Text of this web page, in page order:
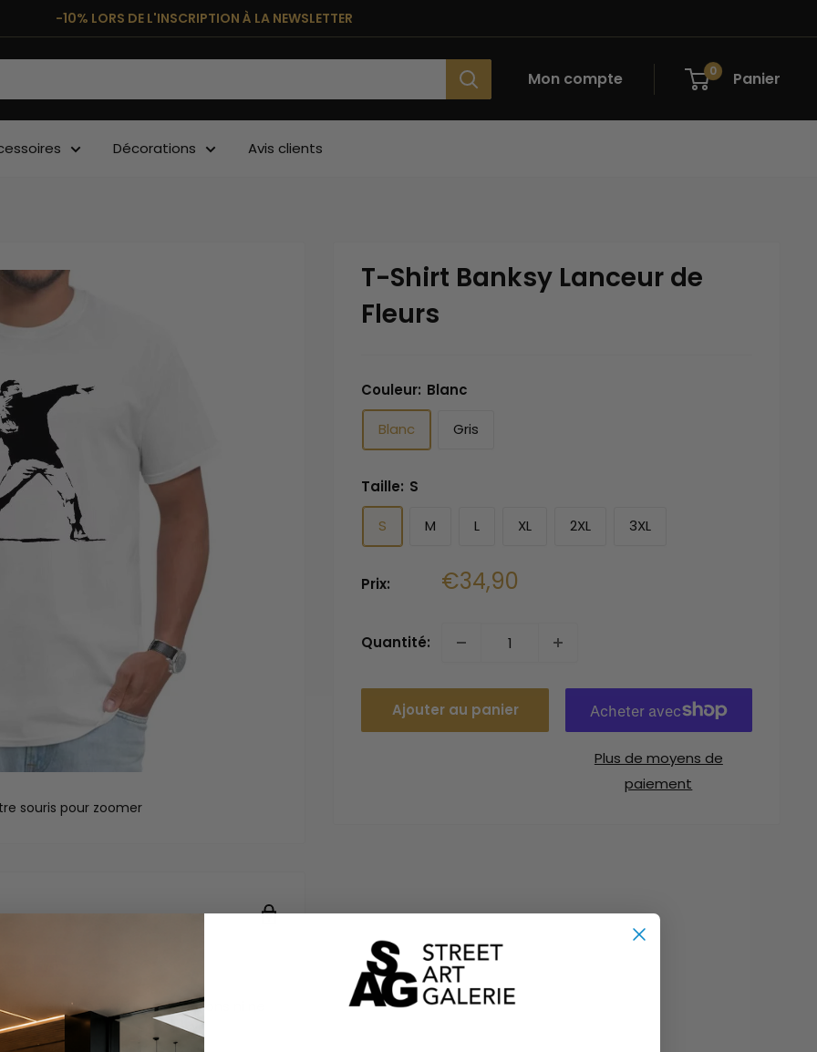
-10% LORS DE L'INSCRIPTION À LA NEWSLETTER
Mon compte 0 Panier
Décorations Avis clients
souris pour zoomer
T-Shirt Banksy Lanceur de
Fleurs
Couleur: Blanc
Blanc Gris
Taille: S
S M L XL 2XL 3XL
Prix: Prix
réduit
€34,90
Quantité:
Ajouter au panier
Plus de moyens de
paiement
sécurisée. Nous ne stockons ni ne